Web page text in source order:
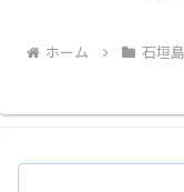
ホーム 石垣島